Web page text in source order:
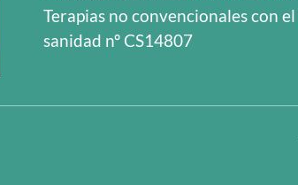
Terapias no convencionales con
sanidad nº CS14807